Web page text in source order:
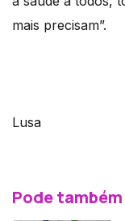
mais precisam”.
Lusa
Pode